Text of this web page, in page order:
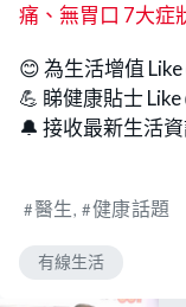
痛、無胃口 7大症
😊 為生活增值
💪 睇健康貼士
🔔 接收最新生活
醫生 健康話題
有線生活